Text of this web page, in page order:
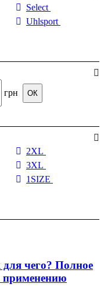
Select
Uhlsport
грн ОК
2XL
3XL
1SIZE
чего? Полное
применению